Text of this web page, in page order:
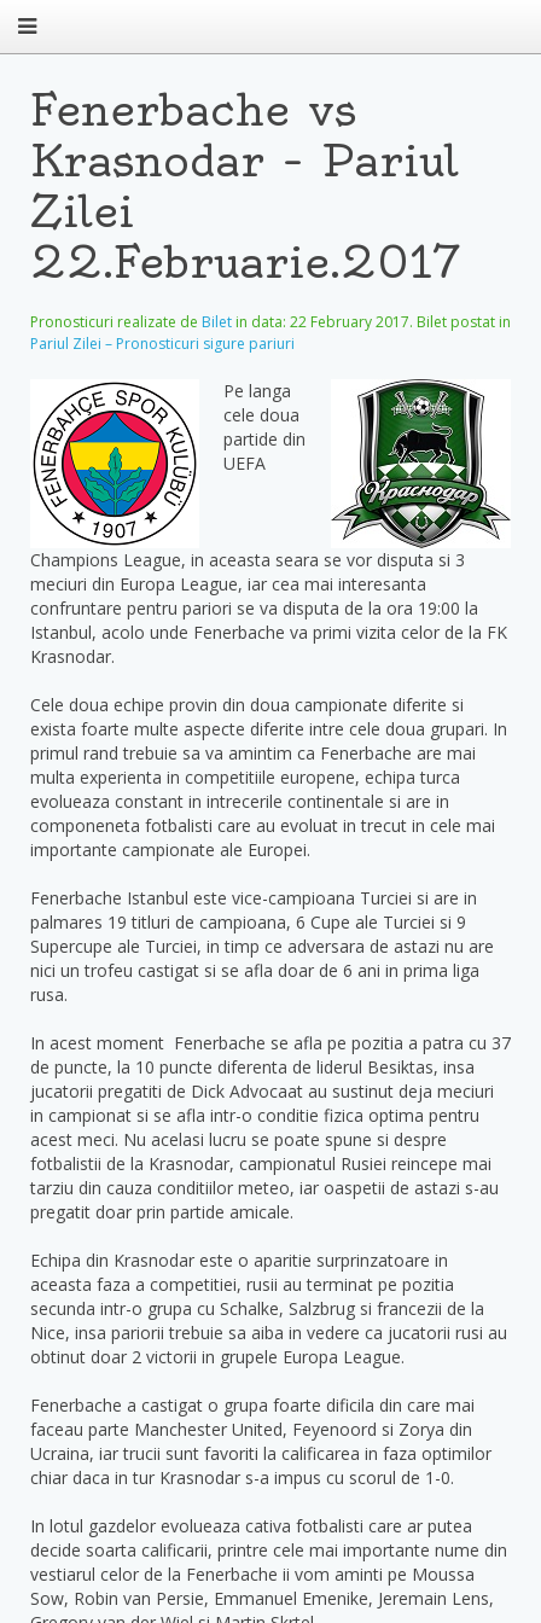
Fenerbache vs
Krasnodar – Pariul
Zilei
22.Februarie.2017
Pronosticuri realizate de Bilet in data: 22 February 2017. Bilet postat in
Pariul Zilei – Pronosticuri sigure pariuri
Pe langa
cele doua
partide din
UEFA
Champions League, in aceasta seara se vor disputa si 3
meciuri din Europa League, iar cea mai interesanta
confruntare pentru pariori se va disputa de la ora 19:00 la
Istanbul, acolo unde Fenerbache va primi vizita celor de la FK
Krasnodar.
Cele doua echipe provin din doua campionate diferite si
exista foarte multe aspecte diferite intre cele doua grupari. In
primul rand trebuie sa va amintim ca Fenerbache are mai
multa experienta in competitiile europene, echipa turca
evolueaza constant in intrecerile continentale si are in
componeneta fotbalisti care au evoluat in trecut in cele mai
importante campionate ale Europei.
Fenerbache Istanbul este vice-campioana Turciei si are in
palmares 19 titluri de campioana, 6 Cupe ale Turciei si 9
Supercupe ale Turciei, in timp ce adversara de astazi nu are
nici un trofeu castigat si se afla doar de 6 ani in prima liga
rusa.
In acest moment Fenerbache se afla pe pozitia a patra cu 37
de puncte, la 10 puncte diferenta de liderul Besiktas, insa
jucatorii pregatiti de Dick Advocaat au sustinut deja meciuri
in campionat si se afla intr-o conditie fizica optima pentru
acest meci. Nu acelasi lucru se poate spune si despre
fotbalistii de la Krasnodar, campionatul Rusiei reincepe mai
tarziu din cauza conditiilor meteo, iar oaspetii de astazi s-au
pregatit doar prin partide amicale.
Echipa din Krasnodar este o aparitie surprinzatoare in
aceasta faza a competitiei, rusii au terminat pe pozitia
secunda intr-o grupa cu Schalke, Salzbrug si francezii de la
Nice, insa pariorii trebuie sa aiba in vedere ca jucatorii rusi au
obtinut doar 2 victorii in grupele Europa League.
Fenerbache a castigat o grupa foarte dificila din care mai
faceau parte Manchester United, Feyenoord si Zorya din
Ucraina, iar trucii sunt favoriti la calificarea in faza optimilor
chiar daca in tur Krasnodar s-a impus cu scorul de 1-0.
In lotul gazdelor evolueaza cativa fotbalisti care ar putea
decide soarta calificarii, printre cele mai importante nume din
vestiarul celor de la Fenerbache ii vom aminti pe Moussa
Sow, Robin van Persie, Emmanuel Emenike, Jeremain Lens,